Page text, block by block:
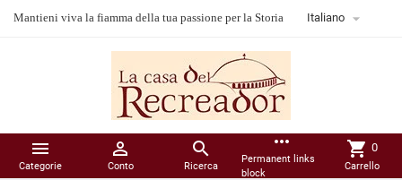
Mantieni viva la fiamma della tua passione per la Storia Italiano 

Categorie

Conto

Ricerca
more_horiz
Permanent links
block
shopping_cart 0
Carrello